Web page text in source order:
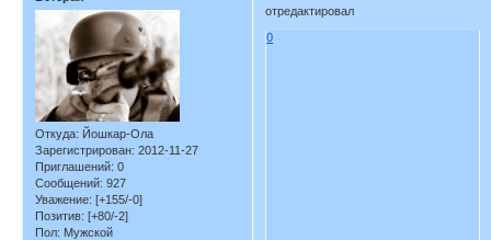
Откуда: Йошкар-Ола
Зарегистрирован: 2012-11-27
Приглашений: 0
Сообщений: 927
Уважение: [+155/-0]
Позитив: [+80/-2]
Пол: Мужской
отредактировал
0